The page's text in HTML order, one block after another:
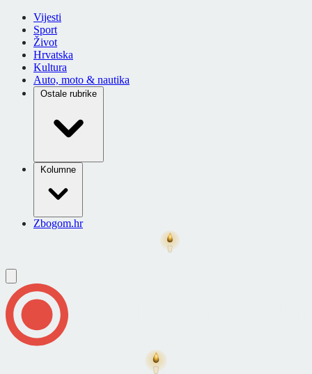
Vijesti
Sport
Život
Hrvatska
Kultura
Auto, moto & nautika
Ostale rubrike
Kolumne
Zbogom.hr